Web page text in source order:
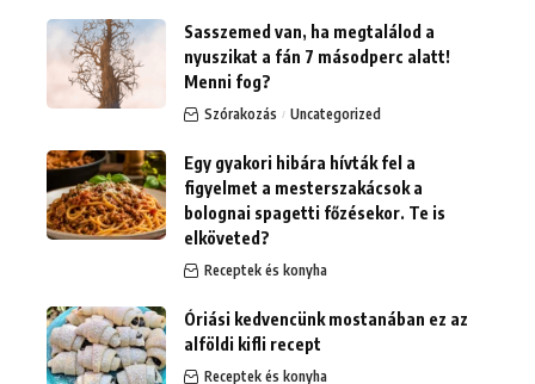
Sasszemed van, ha megtalálod a
nyuszikat a fán 7 másodperc alatt!
Menni fog?
Szórakozás Uncategorized
Egy gyakori hibára hívták fel a
figyelmet a mesterszakácsok a
bolognai spagetti főzésekor. Te is
elköveted?
Receptek és konyha
Óriási kedvencünk mostanában ez az
alföldi kifli recept
Receptek és konyha